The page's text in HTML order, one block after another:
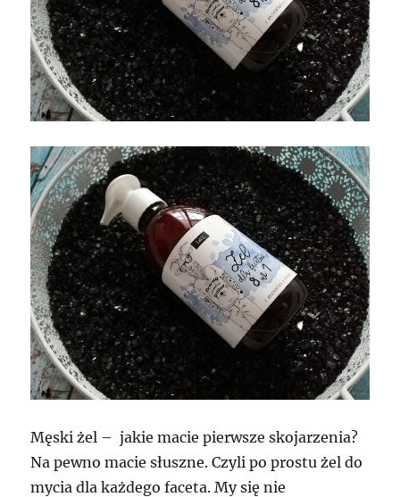
Męski żel – jakie macie pierwsze skojarzenia?
Na pewno macie słuszne. Czyli po prostu żel do
mycia dla każdego faceta. My się nie